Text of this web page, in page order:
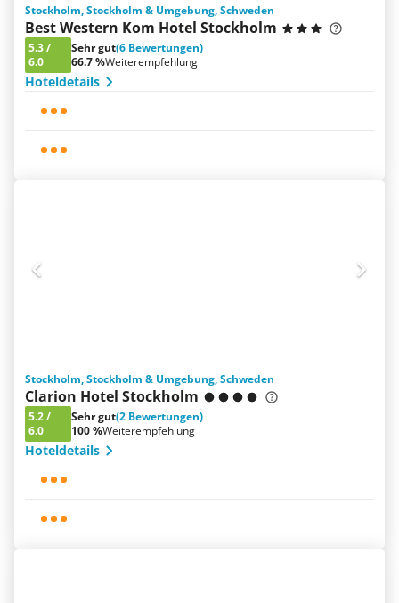
Stockholm, Stockholm & Umgebung, Schweden
Best Western Kom Hotel Stockholm
5.3/
6.0
Sehr gut(6 Bewertungen)
66.7 %Weiterempfehlung
Hoteldetails
Stockholm, Stockholm & Umgebung, Schweden
Clarion Hotel Stockholm
5.2/
6.0
Sehr gut(2 Bewertungen)
100 %Weiterempfehlung
Hoteldetails